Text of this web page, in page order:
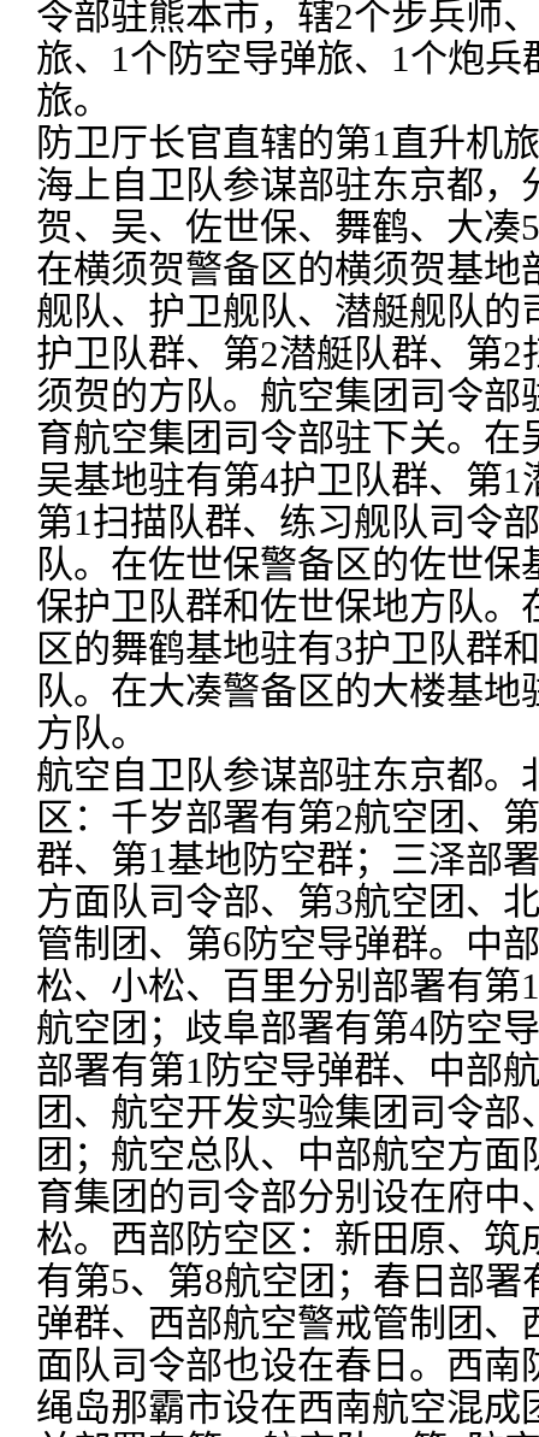
令部驻熊本市，辖2个步兵师
旅、1个防空导弹旅、1个炮兵
旅。
防卫厅长官直辖的第1直升机
海上自卫队参谋部驻东京都，
贺、吴、佐世保、舞鹤、大凑
在横须贺警备区的横须贺基地
舰队、护卫舰队、潜艇舰队的
护卫队群、第2潜艇队群、第2
须贺的方队。航空集团司令部
育航空集团司令部驻下关。在
吴基地驻有第4护卫队群、第1
第1扫描队群、练习舰队司令
队。在佐世保警备区的佐世保
保护卫队群和佐世保地方队。
区的舞鹤基地驻有3护卫队群
队。在大凑警备区的大楼基地
方队。
航空自卫队参谋部驻东京都。
区：千岁部署有第2航空团、
群、第1基地防空群；三泽部
方面队司令部、第3航空团、
管制团、第6防空导弹群。中
松、小松、百里分别部署有第
航空团；歧阜部署有第4防空
部署有第1防空导弹群、中部
团、航空开发实验集团司令部
团；航空总队、中部航空方面
育集团的司令部分别设在府中
松。西部防空区：新田原、筑
有第5、第8航空团；春日部署
弹群、西部航空警戒管制团、
面队司令部也设在春日。西南
绳岛那霸市设在西南航空混成